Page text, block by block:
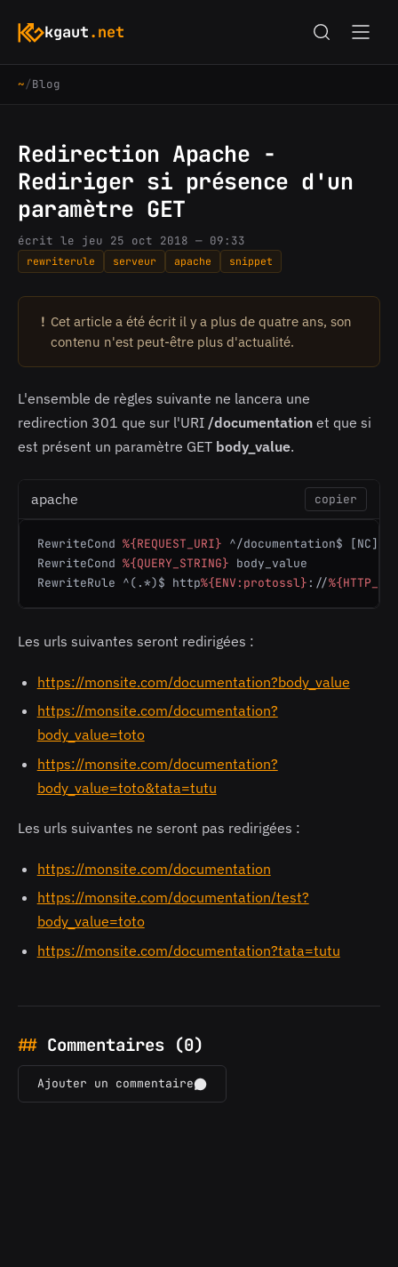
kgaut.net
~/Blog
Redirection Apache -
Rediriger si présence d'un
paramètre GET
écrit le jeu 25 oct 2018 — 09:33
rewriterule serveur apache snippet
! Cet article a été écrit il y a plus de quatre ans, son
contenu n'est peut-être plus d'actualité.
L'ensemble de règles suivante ne lancera une
redirection 301 que sur l'URI /documentation et que si
est présent un paramètre GET body_value.
apache copier
RewriteCond %{REQUEST_URI} ^/documentation$ [NC]
RewriteCond %{QUERY_STRING}
RewriteRule ^(.*)$ http%{ENV:protossl} ://
Les urls suivantes seront redirigées :
https://monsite.com/documentation?body_value
https://monsite.com/documentation?
body_value=toto
https://monsite.com/documentation?
body_value=toto&tata=tutu
Les urls suivantes ne seront pas redirigées :
https://monsite.com/documentation
https://monsite.com/documentation/test?
body_value=toto
https://monsite.com/documentation?tata=tutu
Commentaires (0)
Ajouter un commentaire